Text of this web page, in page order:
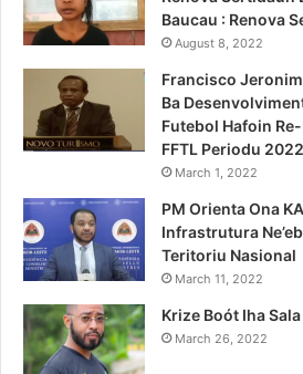
Baucau : Renova
August 8, 2022
Francisco
Ba
Futebol Hafoin
FFTL Periodu
March 1, 2022
PM Orienta Ona
Infrastrutura
Teritoriu Nasional
March 11, 2022
Krize Boót Iha
March 26, 2022